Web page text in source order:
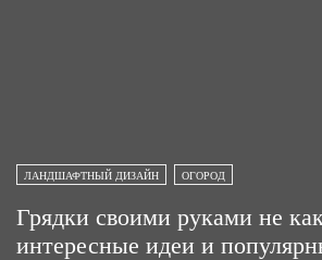
ЛАНДШАФТНЫЙ ДИЗАЙН ОГОРОД
Грядки своими руками не
интересные идеи и